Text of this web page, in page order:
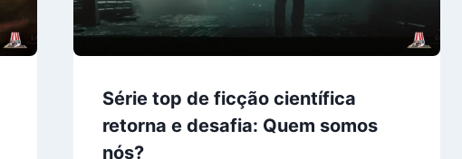
Série top de ficção científica
retorna e desafia: Quem somos
nós?